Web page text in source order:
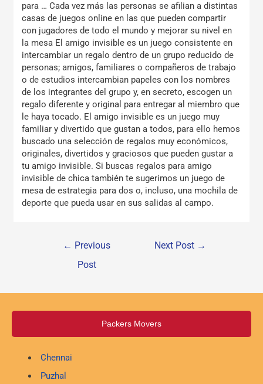
para … Cada vez más las personas se afilian a distintas
casas de juegos online en las que pueden compartir
con jugadores de todo el mundo y mejorar su nivel en
la mesa El amigo invisible es un juego consistente en
intercambiar un regalo dentro de un grupo reducido de
personas; amigos, familiares o compañeros de trabajo
o de estudios intercambian papeles con los nombres
de los integrantes del grupo y, en secreto, escogen un
regalo diferente y original para entregar al miembro que
le haya tocado. El amigo invisible es un juego muy
familiar y divertido que gustan a todos, para ello hemos
buscado una selección de regalos muy económicos,
originales, divertidos y graciosos que pueden gustar a
tu amigo invisible. Si buscas regalos para amigo
invisible de chica también te sugerimos un juego de
mesa de estrategia para dos o, incluso, una mochila de
deporte que pueda usar en sus salidas al campo.
← Previous
Post
Next Post →
Packers Movers
Chennai
Puzhal